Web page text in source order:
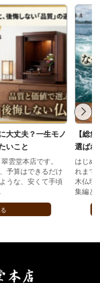
大丈夫？一生モノ
いこと
雲堂本店です。
予算はできるだけ
うな、安くて手頃
【総
選ばれ
はじめ
れまで
木仏壇
集編と